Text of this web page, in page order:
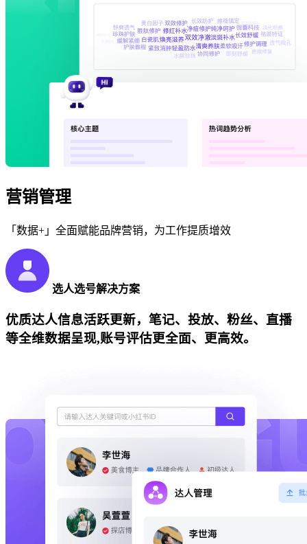
营销管理
「数据+」全面赋能品牌营销，为工作提质增效
选人选号解决方案
优质达人信息活跃更新，笔记、投放、粉丝、直播
等全维数据呈现,账号评估更全面、更高效。